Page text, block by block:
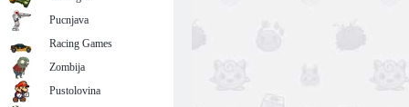
Pucnjava
Racing Games
Zombija
Pustolovina